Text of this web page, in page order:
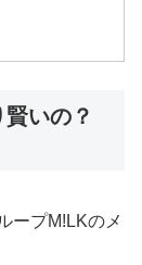
いの？
ープM!LKのメ